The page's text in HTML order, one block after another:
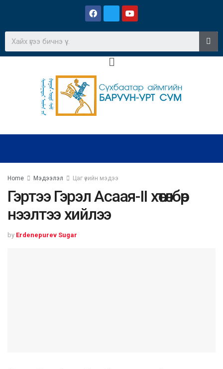
Home Мэдээлэл Цаг үеийн мэдээ
Гэртээ Гэрэл Асаая-II хөтөлбөр
нээлтээ хийлээ
by Erdenepurev Sugar